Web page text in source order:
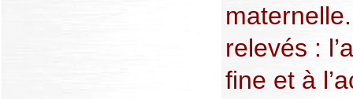
relevés :
fine et à